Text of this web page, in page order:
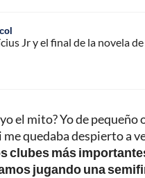
Jr y el final de la novela
el mito? Yo de
quedaba despierto a
clubes más
jugando una